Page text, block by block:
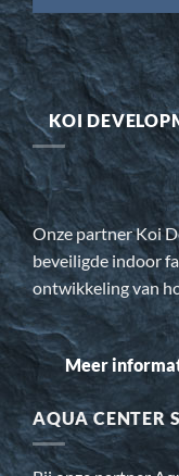
KOI
Onze partner Koi
beveiligde indoor
ontwikkeling van
Meer
AQUA CENTER